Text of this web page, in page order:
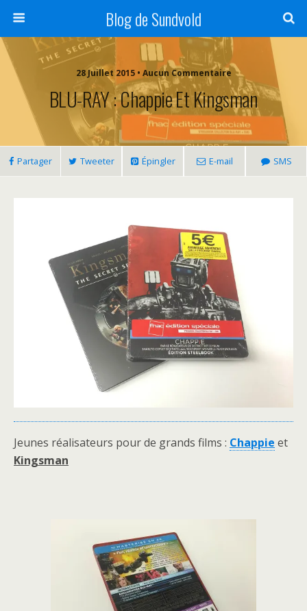
Blog de Sundvold
28 Juillet 2015 • Aucun Commentaire
BLU-RAY : Chappie Et Kingsman
Partager Tweeter Épingler E-mail SMS
Jeunes réalisateurs pour de grands films : Chappie et
Kingsman